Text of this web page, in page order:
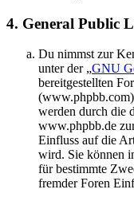
4. General Public
Du nimmst zur
unter der „GNU
bereitgestellten
werden durch die
www.phpbb.de
Einfluss auf die
wird. Sie können
für bestimmte
fremder Foren